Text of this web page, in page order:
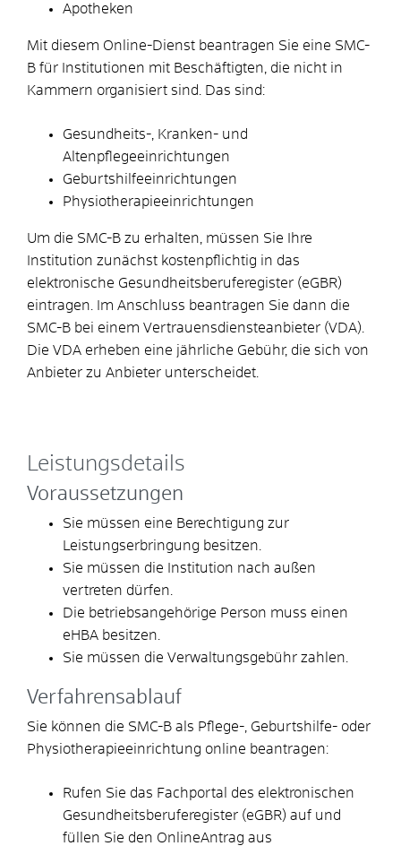
Apotheken
Mit diesem Online-Dienst beantragen Sie eine SMC-
B für Institutionen mit Beschäftigten, die nicht in
Kammern organisiert sind. Das sind:
Gesundheits-, Kranken- und
Altenpflegeeinrichtungen
Geburtshilfeeinrichtungen
Physiotherapieeinrichtungen
Um die SMC-B zu erhalten, müssen Sie Ihre
Institution zunächst kostenpflichtig in das
elektronische Gesundheitsberuferegister (eGBR)
eintragen. Im Anschluss beantragen Sie dann die
SMC-B bei einem Vertrauensdiensteanbieter (VDA).
Die VDA erheben eine jährliche Gebühr, die sich von
Anbieter zu Anbieter unterscheidet.
Leistungsdetails
Voraussetzungen
Sie müssen eine Berechtigung zur
Leistungserbringung besitzen.
Sie müssen die Institution nach außen
vertreten dürfen.
Die betriebsangehörige Person muss einen
eHBA besitzen.
Sie müssen die Verwaltungsgebühr zahlen.
Verfahrensablauf
Sie können die SMC-B als Pflege-, Geburtshilfe- oder
Physiotherapieeinrichtung online beantragen:
Rufen Sie das Fachportal des elektronischen
Gesundheitsberuferegister (eGBR) auf und
füllen Sie den OnlineAntrag aus